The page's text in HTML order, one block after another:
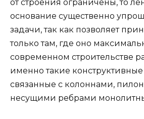
от строения ограничены, то
основание существенно
задачи, так как позволяет
только там, где оно
современном строительстве
именно такие
связанные с колоннами,
несущими ребрами